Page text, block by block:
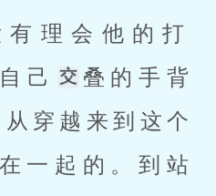
己
叠的手背
从穿越来到这个
一起的。到站